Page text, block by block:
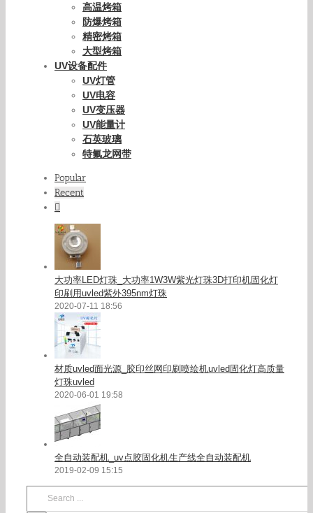
高温烤箱
防爆烤箱
精密烤箱
大型烤箱
UV设备配件
UV灯管
UV电容
UV变压器
UV能量计
石英玻璃
特氟龙网带
Popular
Recent
大功率LED灯珠_大功率1W3W紫光灯珠3D打印机固化灯
印刷用uvled紫外395nm灯珠
2020-07-11 18:56
材质uvled面光源_胶印丝网印刷喷绘机uvled固化灯高质量
灯珠uvled
2020-06-01 19:58
全自动装配机_uv点胶固化机生产线全自动装配机
2019-02-09 15:15